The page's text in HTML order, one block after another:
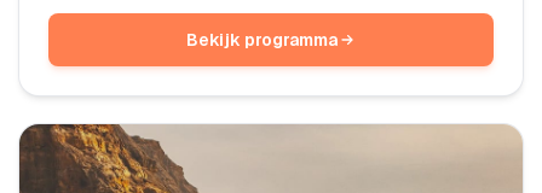
de lokale bevolking te ontmoeten, en hun
levensverhalen te horen.
Bekijk programma